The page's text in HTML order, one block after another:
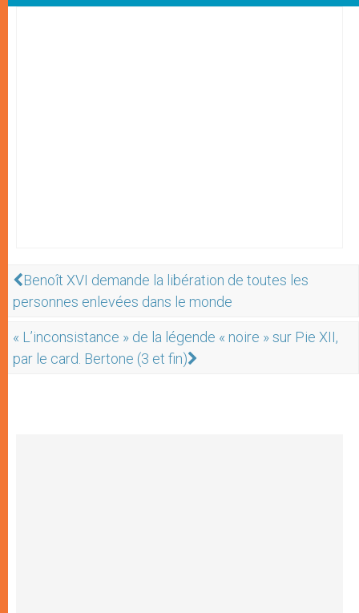
Benoît XVI demande la libération de toutes les
personnes enlevées dans le monde
« L’inconsistance » de la légende « noire » sur Pie XII,
par le card. Bertone (3 et fin)